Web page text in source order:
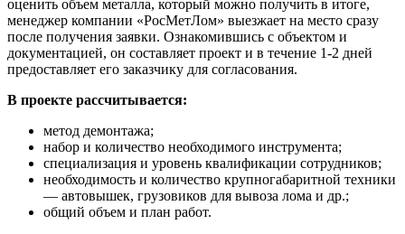
оценить объем металла, который можно получить в итоге,
менеджер компании «РосМетЛом» выезжает на место сразу
после получения заявки. Ознакомившись с объектом и
документацией, он составляет проект и в течение 1-2 дней
предоставляет его заказчику для согласования.
В проекте рассчитывается:
метод демонтажа;
набор и количество необходимого инструмента;
специализация и уровень квалификации сотрудников;
необходимость и количество крупногабаритной техники
— автовышек, грузовиков для вывоза лома и др.;
общий объем и план работ.